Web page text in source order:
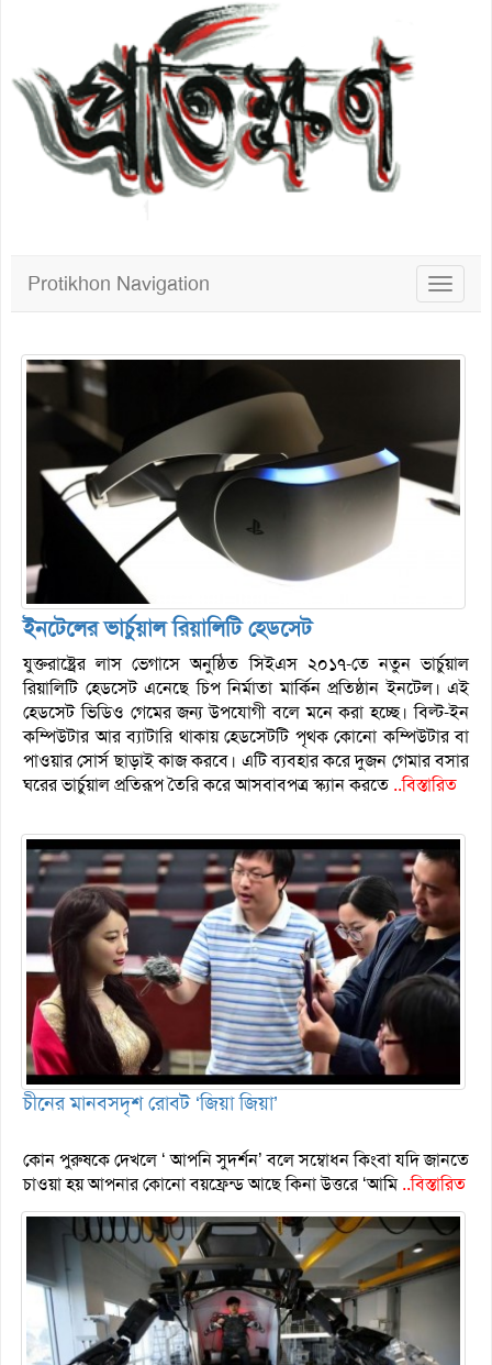
Toggle
Protikhon Navigation
ইনটেলের ভার্চুয়াল রিয়ালিটি হেডসেট
যুক্তরাষ্ট্রের লাস ভেগাসে অনুষ্ঠিত সিইএস ২০১৭-তে নতুন ভার্চুয়াল
রিয়ালিটি হেডসেট এনেছে চিপ নির্মাতা মার্কিন প্রতিষ্ঠান ইনটেল। এই
হেডসেট ভিডিও গেমের জন্য উপযোগী বলে মনে করা হচ্ছে। বিল্ট-ইন
কম্পিউটার আর ব্যাটারি থাকায় হেডসেটটি পৃথক কোনো কম্পিউটার বা
পাওয়ার সোর্স ছাড়াই কাজ করবে। এটি ব্যবহার করে দুজন গেমার বসার
ঘরের ভার্চুয়াল প্রতিরূপ তৈরি করে আসবাবপত্র স্ক্যান করতে ..বিস্তারিত
চীনের মানবসদৃশ রোবট ‘জিয়া জিয়া’
কোন পুরুষকে দেখলে ‘ আপনি সুদর্শন’ বলে সম্বোধন কিংবা যদি জানতে
চাওয়া হয় আপনার কোনো বয়ফ্রেন্ড আছে কিনা উত্তরে ‘আমি..বিস্তারিত